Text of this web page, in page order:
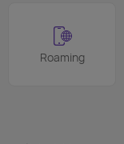
Roaming